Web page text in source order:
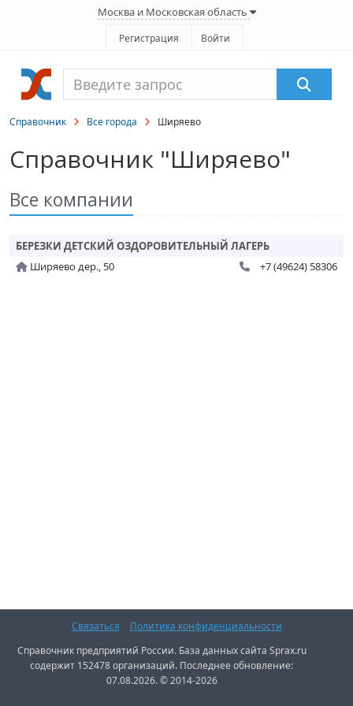
Москва и Московская область
Регистрация Войти
Справочник Все города Ширяево
Справочник "Ширяево"
Все компании
БЕРЕЗКИ ДЕТСКИЙ ОЗДОРОВИТЕЛЬНЫЙ ЛАГЕРЬ
Ширяево дер., 50
+7 (49624) 58306
Связаться
Политика конфиденциальности
Справочник предприятий России. База данных сайта Sprax.ru
содержит 152478 организаций. Последнее обновление:
07.08.2026. © 2014-2026